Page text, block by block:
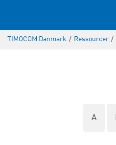
TIMOCOM Danmark / Ressourcer /
A